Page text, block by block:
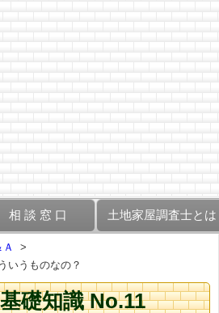
相 談 窓 口 土地家屋調査士とは
いうものなの？
礎知識 No.11